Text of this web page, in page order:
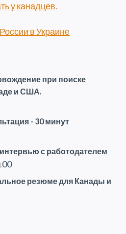
у канадцев.
в Украине
при поиске
и США.
- 30 минут
с работодателем
Текущая
цена:резюме для Канады и